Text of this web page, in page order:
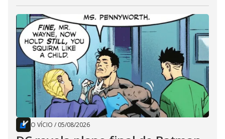
O VÍCIO / 05/08/2026